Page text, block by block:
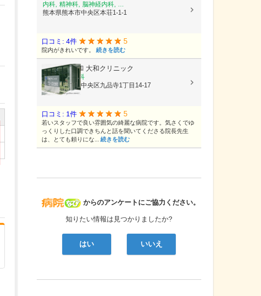
病院なび
からのアンケートにご協力ください。
知りたい情報は見つかりましたか?
はい いいえ
内科, 精神科, 脳神経内科, ...
熊本県熊本市中央区本荘1-1-1
口コミ: 4件 5
院内がきれいです。 続きを読む
医療法人大和 大和クリニック
内科, 循環器科
熊本県熊本市中央区九品寺1丁目14-17
口コミ: 1件 5
若いスタッフで良い雰囲気の綺麗な病院です。気さくでゆ
っくりした口調できちんと話を聞いてくださる院長先生
は、とても頼りにな... 続きを読む